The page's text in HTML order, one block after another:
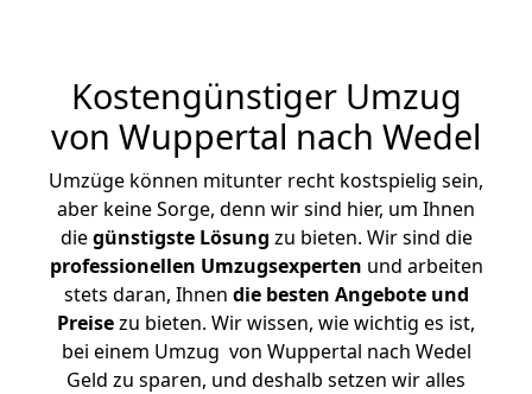
Kostengünstiger Umzug
von Wuppertal nach Wedel
Umzüge können mitunter recht kostspielig sein,
aber keine Sorge, denn wir sind hier, um Ihnen
diegünstigste Lösung zu bieten. Wir sind die
professionellen Umzugsexperten und arbeiten
stets daran, Ihnen die besten Angebote und
Preisezu bieten. Wir wissen, wie wichtig es ist,
bei einem Umzug von Wuppertal nach Wedel
Geld zu sparen, und deshalb setzen wir alles